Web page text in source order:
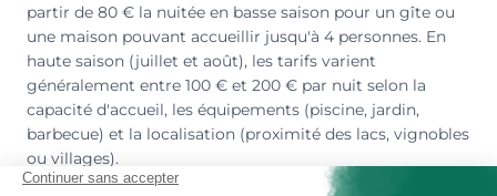
partir de 80 € la nuitée en basse saison pour un gîte ou
une maison pouvant accueillir jusqu'à 4 personnes. En
haute saison (juillet et août), les tarifs varient
généralement entre 100 € et 200 € par nuit selon la
capacité d'accueil, les équipements (piscine, jardin,
barbecue) et la localisation (proximité des lacs, vignobles
ou villages).